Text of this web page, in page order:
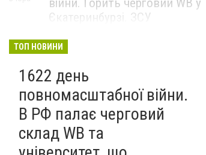
війни. Горить черговий WB у
Єкатеринбурзі. ЗСУ
Маріуполі
ТОП НОВИНИ
1622 день
повномасштабної війни.
В РФ палає черговий
склад WB та